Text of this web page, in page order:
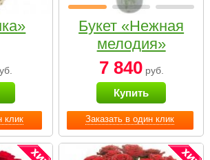
клик Заказать в один клик
Букет «Нежная
мелодия»
7 840руб.
Купить